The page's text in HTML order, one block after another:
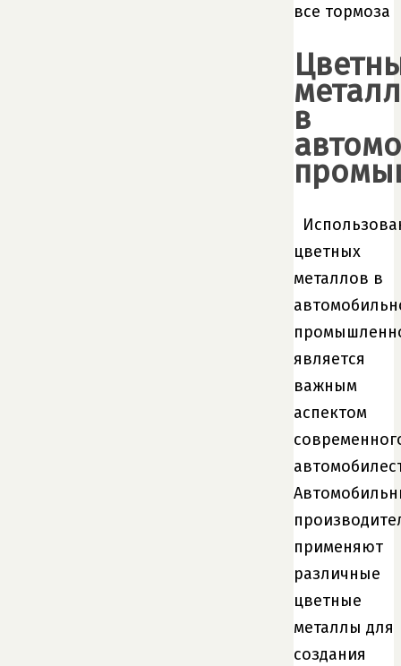
все тормоза
в
цветных
металлов в
является
важным
аспектом
применяют
различные
цветные
металлы для
создания